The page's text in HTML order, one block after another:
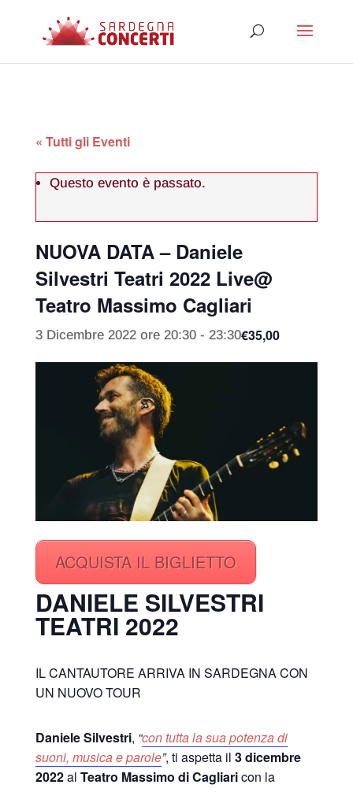
« Tutti gli Eventi
Questo evento è passato.
NUOVA DATA – Daniele
Silvestri Teatri 2022 Live@
Teatro Massimo Cagliari
3 Dicembre 2022 ore 20:30- 23:30€35,00
ACQUISTA IL BIGLIETTO
DANIELE SILVESTRI
TEATRI 2022
IL CANTAUTORE ARRIVA IN SARDEGNA CON
UN NUOVO TOUR
Daniele Silvestri, “con tutta la sua potenza di
suoni, musica e parole”, ti aspetta il 3 dicembre
2022al Teatro Massimo di Cagliaricon la